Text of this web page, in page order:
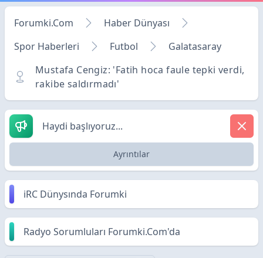
Forumki.Com
Haber Dünyası
Spor Haberleri
Futbol
Galatasaray
Mustafa Cengiz: 'Fatih hoca faule tepki verdi,
rakibe saldırmadı'
Haydi başlıyoruz...
Ayrıntılar
iRC Dünysında Forumki
Radyo Sorumluları Forumki.Com'da